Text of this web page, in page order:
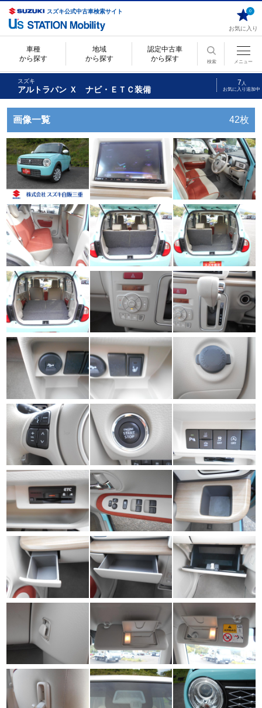
スズキ公式中古車検索サイト
お気に入り
0
車種
から探す
地域
から探す
認定中古車
から探す
検索 メニュー
スズキ
アルトラパン Ｘ ナビ・ＥＴＣ装備
7 人
お気に入り追加中
画像一覧 42枚